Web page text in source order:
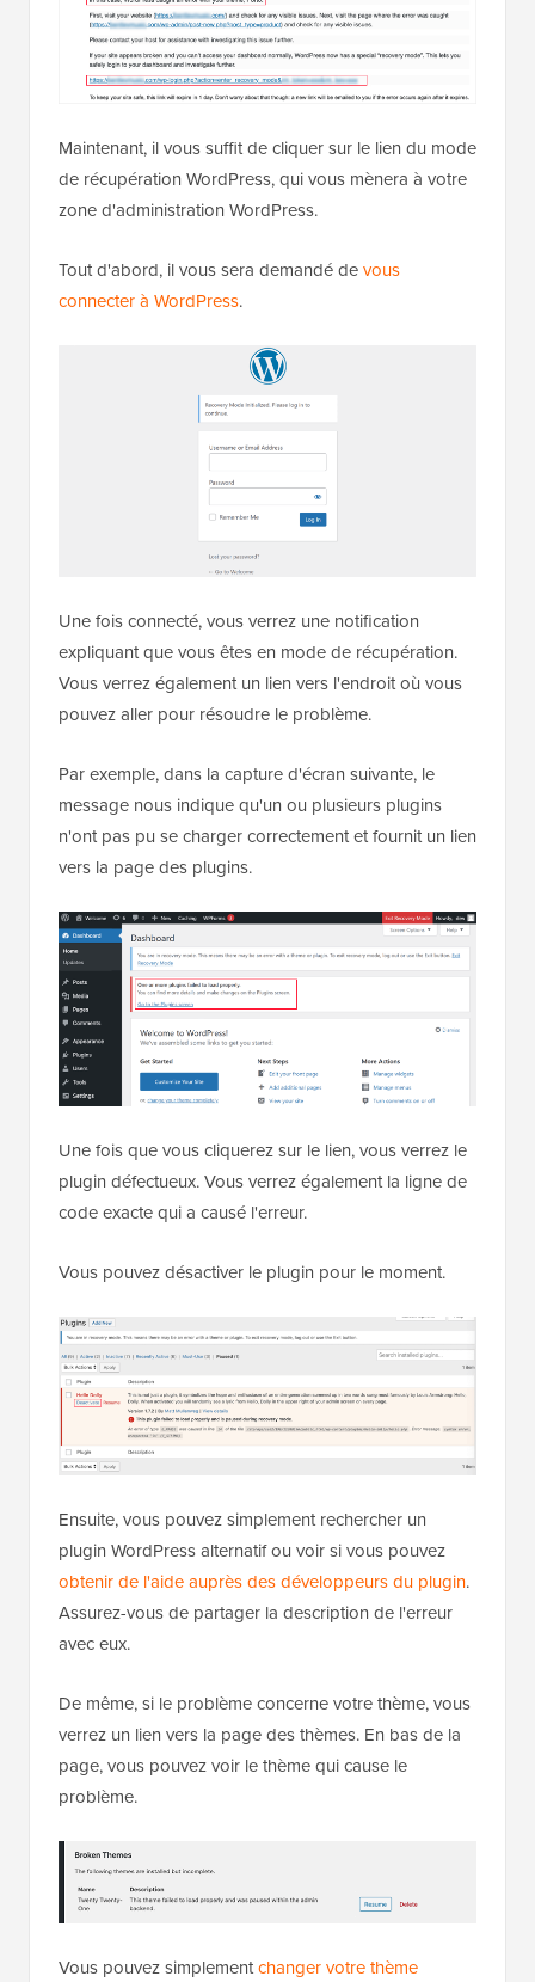
Maintenant, il vous suffit de cliquer sur le lien du mode
de récupération WordPress, qui vous mènera à votre
zone d'administration WordPress.
Tout d'abord, il vous sera demandé devous
connecter à WordPress.
Une fois connecté, vous verrez une notification
expliquant que vous êtes en mode de récupération.
Vous verrez également un lien vers l'endroit où vous
pouvez aller pour résoudre le problème.
Par exemple, dans la capture d'écran suivante, le
message nous indique qu'un ou plusieurs plugins
n'ont pas pu se charger correctement et fournit un lien
vers la page des plugins.
Une fois que vous cliquerez sur le lien, vous verrez le
plugin défectueux. Vous verrez également la ligne de
code exacte qui a causé l'erreur.
Vous pouvez désactiver le plugin pour le moment.
Ensuite, vous pouvez simplement rechercher un
plugin WordPress alternatif ou voir si vous pouvez
obtenir de l'aide auprès des développeurs du plugin.
Assurez-vous de partager la description de l'erreur
avec eux.
De même, si le problème concerne votre thème, vous
verrez un lien vers la page des thèmes. En bas de la
page, vous pouvez voir le thème qui cause le
problème.
Vous pouvez simplementchanger votre thème